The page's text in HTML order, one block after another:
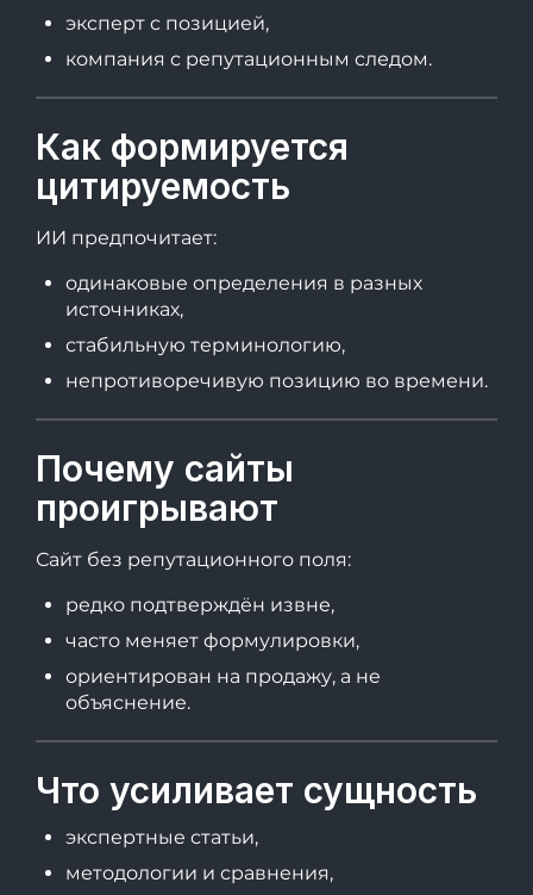
эксперт с позицией,
компания с репутационным следом.
Как формируется
цитируемость
ИИ предпочитает:
одинаковые определения в разных
источниках,
стабильную терминологию,
непротиворечивую позицию во времени.
Почему сайты
проигрывают
Сайт без репутационного поля:
редко подтверждён извне,
часто меняет формулировки,
ориентирован на продажу, а не
объяснение.
Что усиливает сущность
экспертные статьи,
методологии и сравнения,